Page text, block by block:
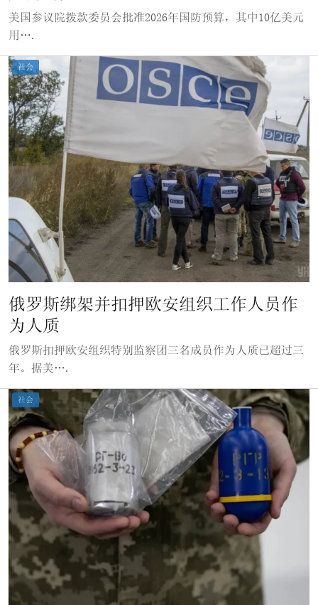
美国参议院拨款委员会批准2026年国防预算，其中10亿美元
用….
社会
俄罗斯绑架并扣押欧安组织工作人员作
为人质
俄罗斯扣押欧安组织特别监察团三名成员作为人质已超过三
年。据美….
社会